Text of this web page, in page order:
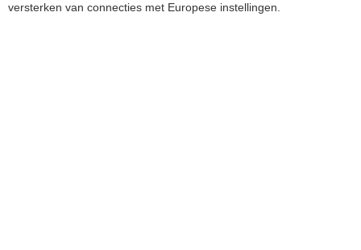
versterken van connecties met Europese instellingen.